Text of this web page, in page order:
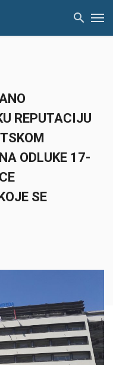
REPUTACIJU
ODLUKE 17-
SE